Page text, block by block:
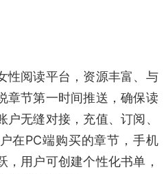
性阅读平台，资源丰富、与
章节第一时间推送，确保读
无缝对接，充值、订阅、
在PC端购买的章节，手机
，用户可创建个性化书单，